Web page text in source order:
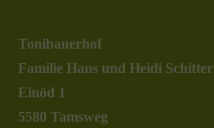
Tonibauerhof
Familie Hans und Heidi Schitter
Einöd 1
5580 Tamsweg